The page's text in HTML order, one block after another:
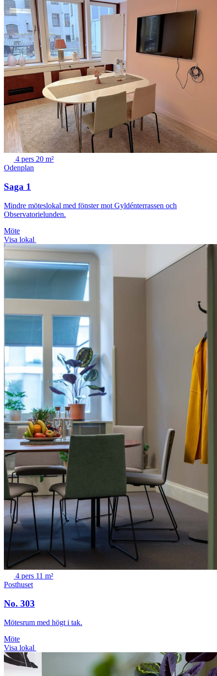
4 pers 20 m²
Odenplan
Saga 1
Mindre möteslokal med fönster mot Gyldénterrassen och
Observatorielunden.
Möte
Visa lokal
4 pers 11 m²
Posthuset
No. 303
Mötesrum med högt i tak.
Möte
Visa lokal